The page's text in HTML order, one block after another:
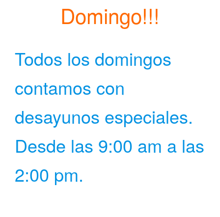
Domingo!!!
Todos los domingos
contamos con
desayunos especiales.
Desde las 9:00 am a las
2:00 pm.